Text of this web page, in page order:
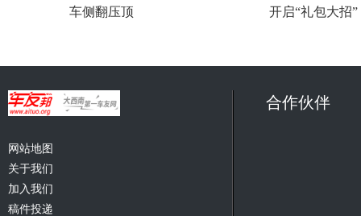
车侧翻压顶
开启“礼包大招
网站地图
关于我们
加入我们
稿件投递
合作伙伴